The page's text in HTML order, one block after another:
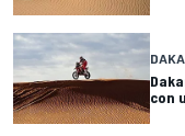
con